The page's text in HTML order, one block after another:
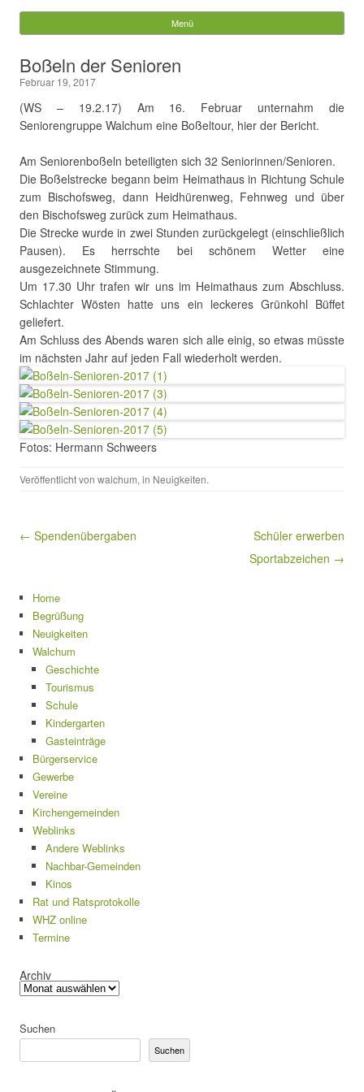
Gemeinde Walchum
nach:
Menü
Boßeln der Senioren
Februar 19, 2017
(WS – 19.2.17) Am 16. Februar unternahm die
Seniorengruppe Walchum eine Boßeltour, hier der Bericht.
Am Seniorenboßeln beteiligten sich 32 Seniorinnen/Senioren.
Die Boßelstrecke begann beim Heimathaus in Richtung Schule
zum Bischofsweg, dann Heidhürenweg, Fehnweg und über
den Bischofsweg zurück zum Heimathaus.
Die Strecke wurde in zwei Stunden zurückgelegt (einschließlich
Pausen). Es herrschte bei schönem Wetter eine
ausgezeichnete Stimmung.
Um 17.30 Uhr trafen wir uns im Heimathaus zum Abschluss.
Schlachter Wösten hatte uns ein leckeres Grünkohl Büffet
geliefert.
Am Schluss des Abends waren sich alle einig, so etwas müsste
im nächsten Jahr auf jeden Fall wiederholt werden.
Fotos: Hermann Schweers
Veröffentlicht von walchum, in Neuigkeiten.
Beitragsnavigation
← Spendenübergaben
Schüler erwerben
Sportabzeichen →
Home
Begrüßung
Neuigkeiten
Walchum
Geschichte
Tourismus
Schule
Kindergarten
Gasteinträge
Bürgerservice
Gewerbe
Vereine
Kirchengemeinden
Weblinks
Andere Weblinks
Nachbar-Gemeinden
Kinos
Rat und Ratsprotokolle
WHZ online
Termine
Archiv
Suchen
Suchen